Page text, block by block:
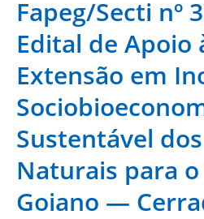
Fapeg/Secti nº
Edital de Apoio
Extensão em
Sustentável
Naturais para
Goiano —